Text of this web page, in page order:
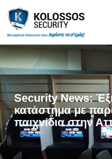
Security News:
κατάστημα με
παιχνίδια στην